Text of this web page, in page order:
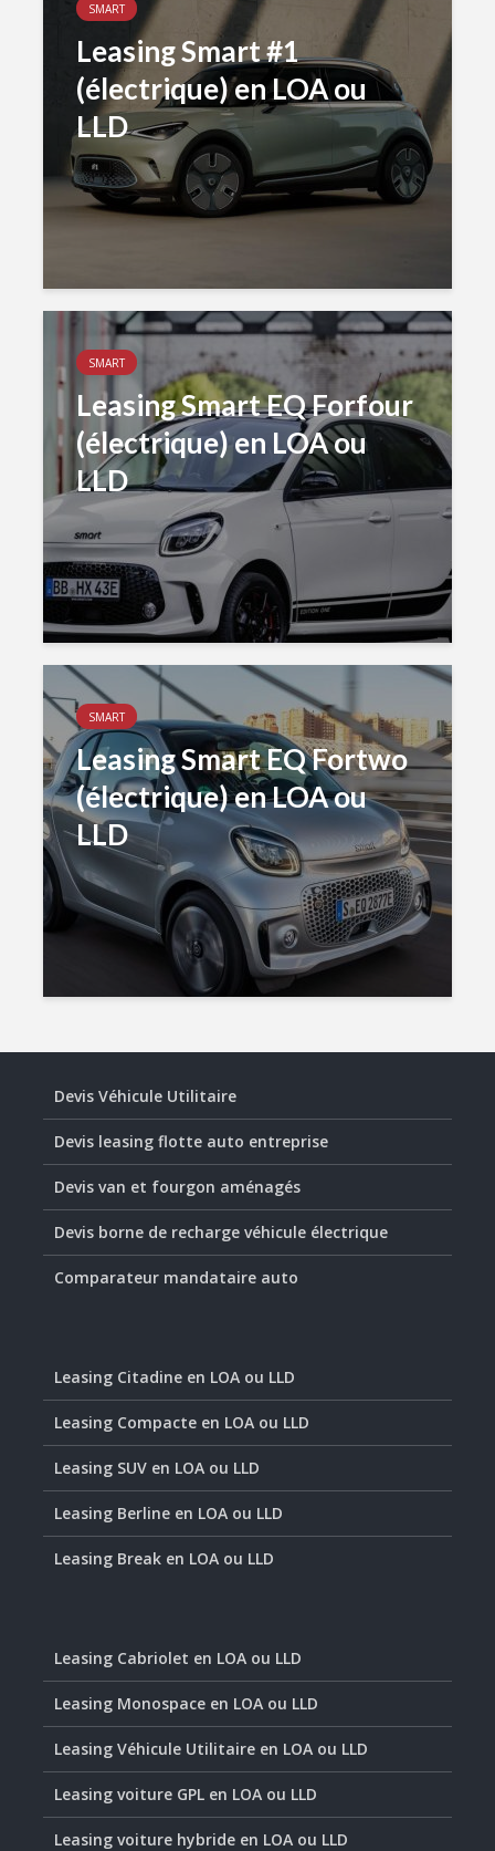
SMART
Leasing Smart #1
(électrique) en LOA ou
LLD
SMART
Leasing Smart EQ Forfour
(électrique) en LOA ou
LLD
SMART
Leasing Smart EQ Fortwo
(électrique) en LOA ou
LLD
Devis Véhicule Utilitaire
Devis leasing flotte auto entreprise
Devis van et fourgon aménagés
Devis borne de recharge véhicule électrique
Comparateur mandataire auto
Leasing Citadine en LOA ou LLD
Leasing Compacte en LOA ou LLD
Leasing SUV en LOA ou LLD
Leasing Berline en LOA ou LLD
Leasing Break en LOA ou LLD
Leasing Cabriolet en LOA ou LLD
Leasing Monospace en LOA ou LLD
Leasing Véhicule Utilitaire en LOA ou LLD
Leasing voiture GPL en LOA ou LLD
Leasing voiture hybride en LOA ou LLD